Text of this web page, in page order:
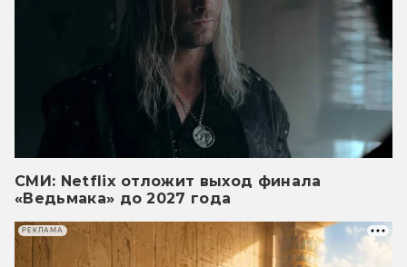
СМИ: Netflix отложит выход финала
«Ведьмака» до 2027 года
РЕКЛАМА